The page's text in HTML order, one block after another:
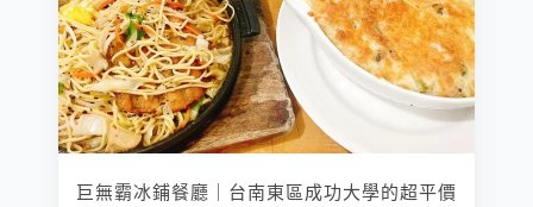
巨無霸冰鋪餐廳｜台南東區成功大學的超平價